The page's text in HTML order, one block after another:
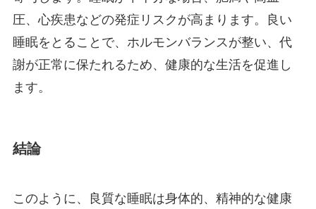
圧、心疾患などの発症リスクが高まります。良い
睡眠をとることで、ホルモンバランスが整い、代
謝が正常に保たれるため、健康的な生活を促進し
ます。
結論
このように、良質な睡眠は身体的、精神的な健康